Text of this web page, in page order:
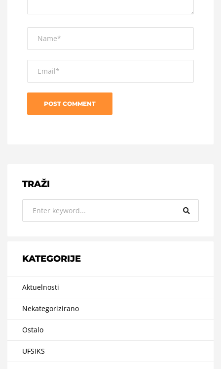
TRAŽI
KATEGORIJE
Aktuelnosti
Nekategorizirano
Ostalo
UFSIKS